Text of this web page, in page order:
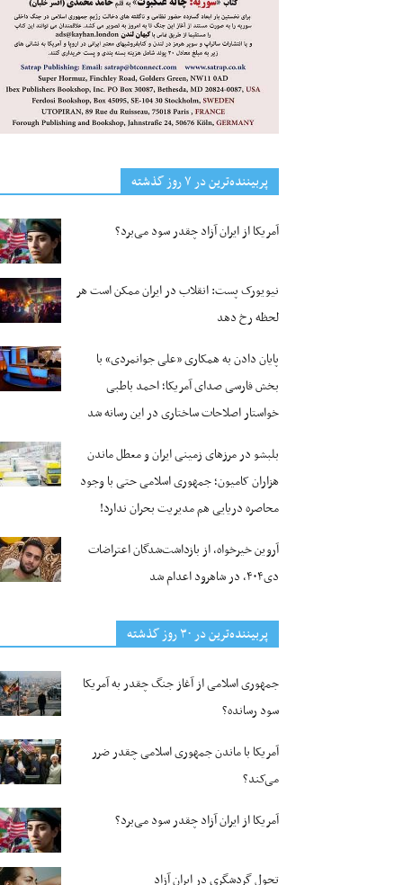
پربیننده‌ترین‌ در ۷ روز گذشته
آمریکا از ایران آزاد چقدر سود می‌برد؟
نیویورک پست: انقلاب در ایران ممکن است هر
لحظه رخ دهد
پایان دادن به همکاری «علی جوانمردی» با
بخش فارسی صدای آمریکا؛ احمد باطبی
خواستار اصلاحات ساختاری در این رسانه شد
بلبشو در مرزهای زمینی ایران و معطل ماندن
هزاران کامیون؛ جمهوری اسلامی حتی با وجود
محاصره دریایی هم مدیریت بحران ندارد!
آروین خیرخواه، از بازداشت‌شدگان اعتراضات
دی۴۰۴، در شاهرود اعدام شد
پربیننده‌ترین‌ در ۳۰ روز گذشته
جمهوری اسلامی از آغاز جنگ چقدر به آمریکا
سود رسانده؟
آمریکا با ماندن جمهوری اسلامی چقدر ضرر
می‌کند؟
آمریکا از ایران آزاد چقدر سود می‌برد؟
تحول گردشگری در ایران آزاد